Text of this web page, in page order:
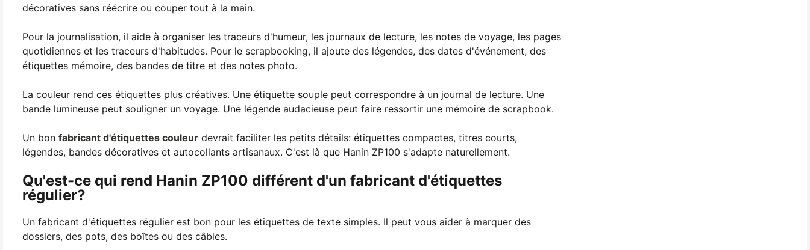
décoratives sans réécrire ou couper tout à la main.
Pour la journalisation, il aide à organiser les traceurs d'humeur, les journaux de lecture, les notes de voyage, les pages
quotidiennes et les traceurs d'habitudes. Pour le scrapbooking, il ajoute des légendes, des dates d'événement, des
étiquettes mémoire, des bandes de titre et des notes photo.
La couleur rend ces étiquettes plus créatives. Une étiquette souple peut correspondre à un journal de lecture. Une
bande lumineuse peut souligner un voyage. Une légende audacieuse peut faire ressortir une mémoire de scrapbook.
Un bon fabricant d'étiquettes couleur devrait faciliter les petits détails: étiquettes compactes, titres courts,
légendes, bandes décoratives et autocollants artisanaux. C'est là que Hanin ZP100 s'adapte naturellement.
Qu'est-ce qui rend Hanin ZP100 différent d'un fabricant d'étiquettes
régulier?
Un fabricant d'étiquettes régulier est bon pour les étiquettes de texte simples. Il peut vous aider à marquer des
dossiers, des pots, des boîtes ou des câbles.